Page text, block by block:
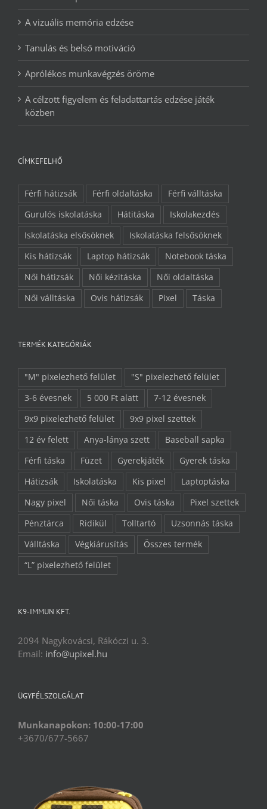
A vizuális memória edzése
Tanulás és belső motiváció
Aprólékos munkavégzés öröme
A célzott figyelem és feladattartás edzése játék
közben
CÍMKEFELHŐ
Férfi hátizsák Férfi oldaltáska
Férfi válltáska
Gurulós iskolatáska
Hátitáska
Iskolakezdés
Iskolatáska elsősöknek
Iskolatáska felsősöknek
Kis hátizsák
Laptop hátizsák
Notebook táska
Női hátizsák
Női kézitáska
Női oldaltáska
Női válltáska
Ovis hátizsák Pixel Táska
TERMÉK KATEGÓRIÁK
"M" pixelezhető felület
"S" pixelezhető felület
3-6 évesnek
5 000 Ft alatt
7-12 évesnek
9x9 pixelezhető felület
9x9 pixel szettek
12 év felett
Anya-lánya szett
Baseball sapka
Férfi táska
Füzet Gyerekjáték
Gyerek táska
Hátizsák
Iskolatáska Kis pixel
Laptoptáska
Nagy pixel
Női táska Ovis táska
Pixel szettek
Pénztárca
Ridikül Tolltartó
Uzsonnás táska
Válltáska
Végkiárusítás
Összes termék
“L” pixelezhető felület
K9-IMMUN KFT.
2094 Nagykovácsi, Rákóczi u. 3.
Email: info@upixel.hu
ÜGYFÉLSZOLGÁLAT
Munkanapokon: 10:00-17:00
+3670/677-5667